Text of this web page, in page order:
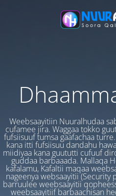
Weebsaayitiin Nuuralhudaa
cufamee jira. Waggaa tokko
fufsiisuuf tumsa gaafachaa
kana itti fufsiisuu dandahu
miidiyaa kana guututti cufuuf
guddaa barbaaada. Mallaqa
kafalamu, Kafaltii maqaa
nageenya websaayitii (Security
barruulee weebsaayitii
weebsaayitiif barbaachisan